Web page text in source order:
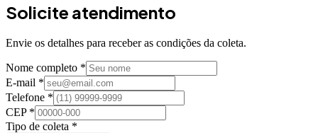
Solicite atendimento
Envie os detalhes para receber as condições da coleta.
Nome completo *
E-mail *
Telefone *
CEP *
Tipo de coleta *